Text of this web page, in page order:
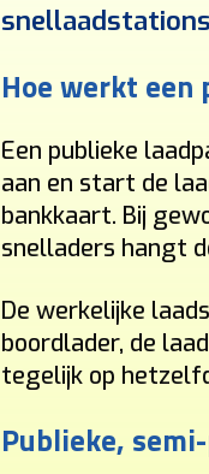
Hoe werkt een
Een publieke
aan en start de
bankkaart. Bij
snelladers hangt
De werkelijke
boordlader, de
tegelijk op
Publieke,